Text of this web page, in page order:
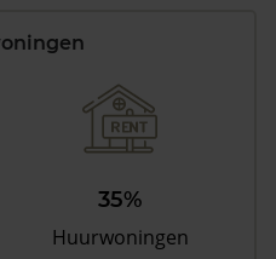
35%
Huurwoningen